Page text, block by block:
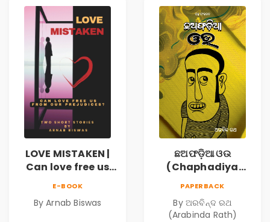
LOVE MISTAKEN |
Can love free us
E-BOOK
By Arnab Biswas
ଛଅଫଡ଼ିଆ ଓଉ
(Chaphadiya
PAPERBACK
By ଅରବିନ୍ଦ ରଥ
(Arabinda Rath)